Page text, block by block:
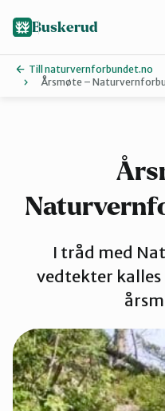
Hallingdal
Hole og Ringerike
Kongsberg
Lier
Buskerud
Till naturvernforbundet.no
Årsmøte –
I tråd med
vedtekter